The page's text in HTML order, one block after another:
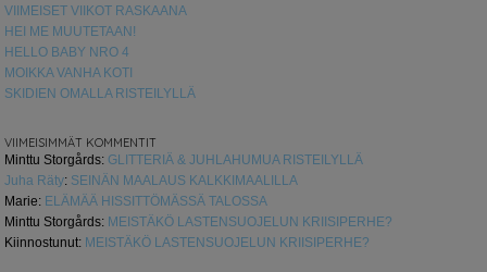
VIIMEISET VIIKOT RASKAANA
HEI ME MUUTETAAN!
HELLO BABY NRO 4
MOIKKA VANHA KOTI
SKIDIEN OMALLA RISTEILYLLÄ
VIIMEISIMMÄT KOMMENTIT
Minttu Storgårds: GLITTERIÄ & JUHLAHUMUA RISTEILYLLÄ
Juha Räty: SEINÄN MAALAUS KALKKIMAALILLA
Marie: ELÄMÄÄ HISSITTÖMÄSSÄ TALOSSA
Minttu Storgårds: MEISTÄKÖ LASTENSUOJELUN KRIISIPERHE?
Kiinnostunut: MEISTÄKÖ LASTENSUOJELUN KRIISIPERHE?